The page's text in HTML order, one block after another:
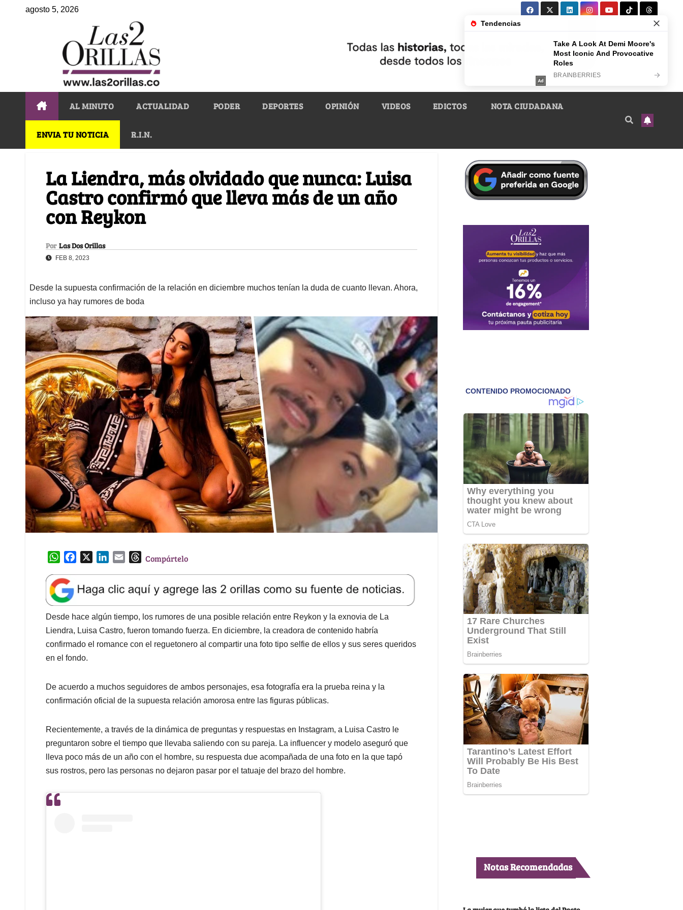
agosto 5, 2026
AL MINUTO ACTUALIDAD PODER DEPORTES OPINIÓN VIDEOS EDICTOS NOTA CIUDADANA
ENVIA TU NOTICIA R.I.N.
La Liendra, más olvidado que nunca: Luisa
Castro confirmó que lleva más de un año
con Reykon
Por Las Dos Orillas
FEB 8, 2023
Desde la supuesta confirmación de la relación en diciembre muchos tenían la duda de cuanto llevan. Ahora,
incluso ya hay rumores de boda
W
a
t
s
A
p
p
e
b
o
o
k
k
e
d
I
n
l
T
e
a
d
s
Compártelo
Desde hace algún tiempo, los rumores de una posible relación entre Reykon y la exnovia de La
Liendra, Luisa Castro, fueron tomando fuerza. En diciembre, la creadora de contenido habría
confirmado el romance con el reguetonero al compartir una foto tipo selfie de ellos y sus seres queridos
en el fondo.
De acuerdo a muchos seguidores de ambos personajes, esa fotografía era la prueba reina y la
confirmación oficial de la supuesta relación amorosa entre las figuras públicas.
Recientemente, a través de la dinámica de preguntas y respuestas en Instagram, a Luisa Castro le
preguntaron sobre el tiempo que llevaba saliendo con su pareja. La influencer y modelo aseguró que
lleva poco más de un año con el hombre, su respuesta due acompañada de una foto en la que tapó
sus rostros, pero las personas no dejaron pasar por el tatuaje del brazo del hombre.
Notas Recomendadas